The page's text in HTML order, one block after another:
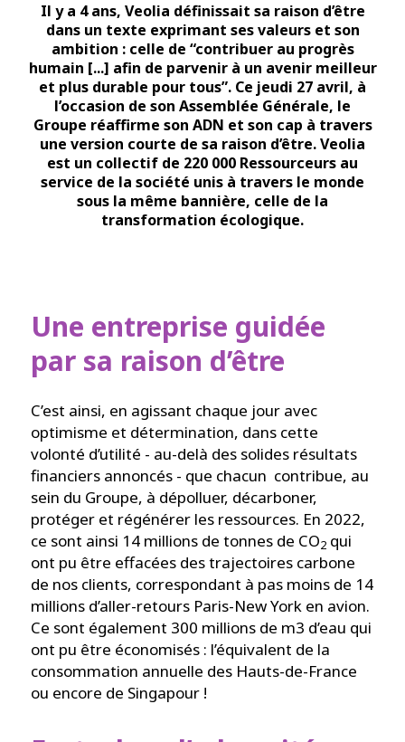
Il y a 4 ans, Veolia définissait sa raison d’être
dans un texte exprimant ses valeurs et son
ambition : celle de “contribuer au progrès
humain [...] afin de parvenir à un avenir meilleur
et plus durable pour tous”. Ce jeudi 27 avril, à
l’occasion de son Assemblée Générale, le
Groupe réaffirme son ADN et son cap à travers
une version courte de sa raison d’être. Veolia
est un collectif de 220 000 Ressourceurs au
service de la société unis à travers le monde
sous la même bannière, celle de la
transformation écologique.
Une entreprise guidée
par sa raison d’être
C’est ainsi, en agissant chaque jour avec
optimisme et détermination, dans cette
volonté d’utilité - au-delà des solides résultats
financiers annoncés - que chacun contribue, au
sein du Groupe, à dépolluer, décarboner,
protéger et régénérer les ressources. En 2022,
ce sont ainsi 14 millions de tonnes de CO2 qui
ont pu être effacées des trajectoires carbone
de nos clients, correspondant à pas moins de 14
millions d’aller-retours Paris-New York en avion.
Ce sont également 300 millions de m3 d’eau qui
ont pu être économisés : l’équivalent de la
consommation annuelle des Hauts-de-France
ou encore de Singapour !